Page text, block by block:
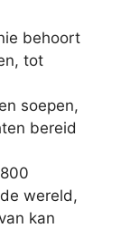
behoort
tot
soepen,
bereid
wereld,
kan